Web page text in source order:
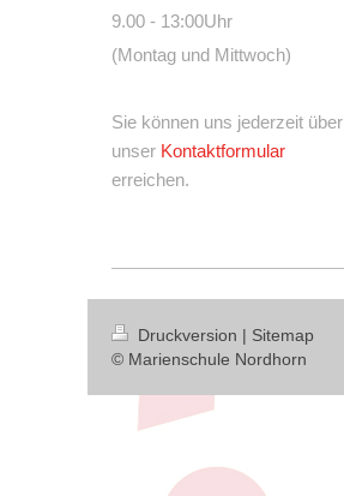
9.00 - 13:00Uhr
(Montag und Mittwoch)
Sie können uns jederzeit über
unser Kontaktformular
erreichen.
Druckversion | Sitemap
© Marienschule Nordhorn